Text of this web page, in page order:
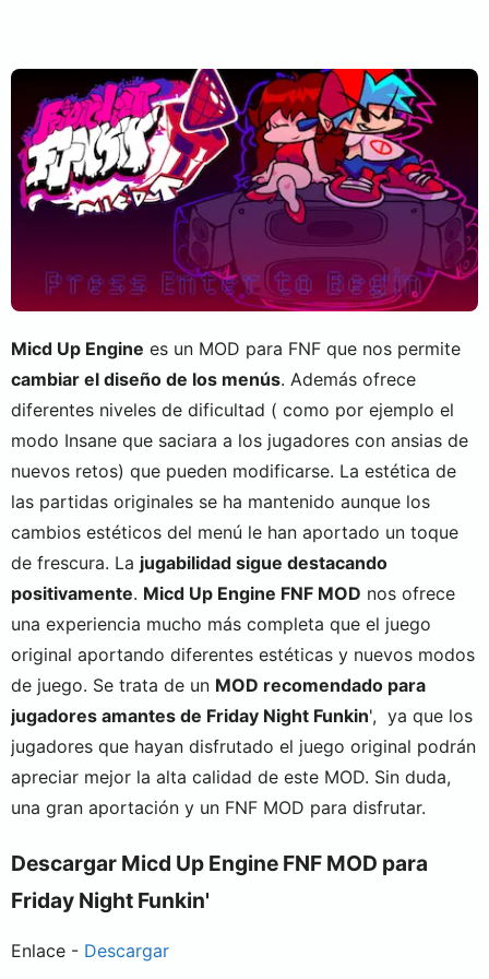
Micd Up Engine es un MOD para FNF que nos permite
cambiar el diseño de los menús. Además ofrece
diferentes niveles de dificultad ( como por ejemplo el
modo Insane que saciara a los jugadores con ansias de
nuevos retos) que pueden modificarse. La estética de
las partidas originales se ha mantenido aunque los
cambios estéticos del menú le han aportado un toque
de frescura. La jugabilidad sigue destacando
positivamente. Micd Up Engine FNF MOD nos ofrece
una experiencia mucho más completa que el juego
original aportando diferentes estéticas y nuevos modos
de juego. Se trata de un MOD recomendado para
jugadores amantes de Friday Night Funkin', ya que los
jugadores que hayan disfrutado el juego original podrán
apreciar mejor la alta calidad de este MOD. Sin duda,
una gran aportación y un FNF MOD para disfrutar.
Descargar Micd Up Engine FNF MOD para
Friday Night Funkin'
Enlace - Descargar